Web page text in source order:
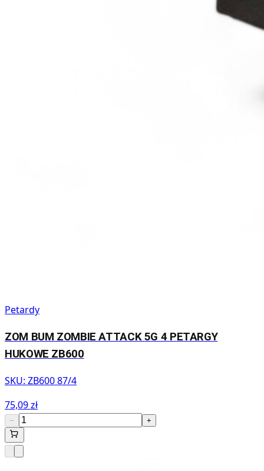
Petardy
ZOM BUM ZOMBIE ATTACK 5G 4 PETARGY
HUKOWE ZB600
SKU: ZB600 87/4
75,09 zł
− +